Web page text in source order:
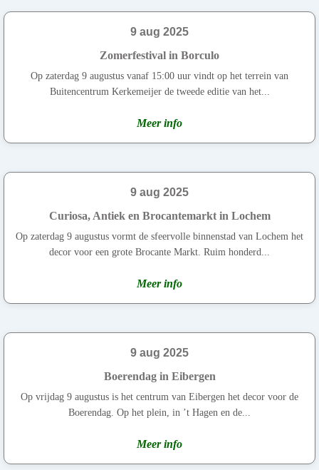
9 aug 2025
Zomerfestival in Borculo
Op zaterdag 9 augustus vanaf 15:00 uur vindt op het terrein van
Buitencentrum Kerkemeijer de tweede editie van het...
Meer info
9 aug 2025
Curiosa, Antiek en Brocantemarkt in Lochem
Op zaterdag 9 augustus vormt de sfeervolle binnenstad van Lochem het
decor voor een grote Brocante Markt. Ruim honderd...
Meer info
9 aug 2025
Boerendag in Eibergen
Op vrijdag 9 augustus is het centrum van Eibergen het decor voor de
Boerendag. Op het plein, in ’t Hagen en de...
Meer info